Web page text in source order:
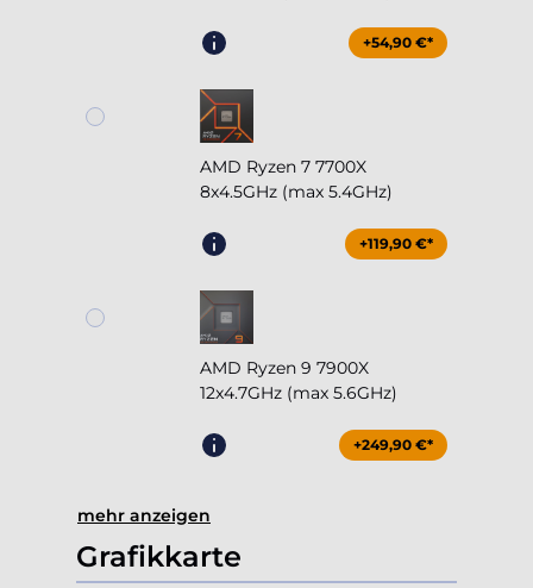
+54,90 €*
AMD Ryzen 7 7700X
8x4.5GHz (max 5.4GHz)
+119,90 €*
AMD Ryzen 9 7900X
12x4.7GHz (max 5.6GHz)
+249,90 €*
mehr anzeigen
Grafikkarte